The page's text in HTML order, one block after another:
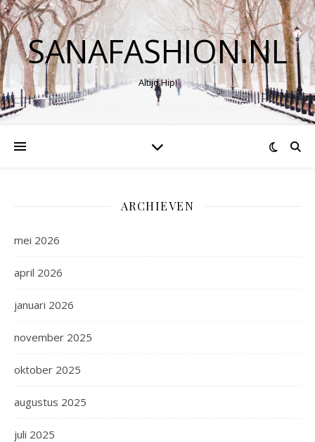
SANAFASHION.NL
Altijd Hip!
ARCHIEVEN
mei 2026
april 2026
januari 2026
november 2025
oktober 2025
augustus 2025
juli 2025